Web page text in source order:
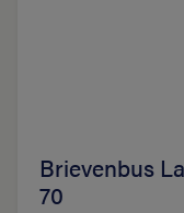
Brievenbus
70